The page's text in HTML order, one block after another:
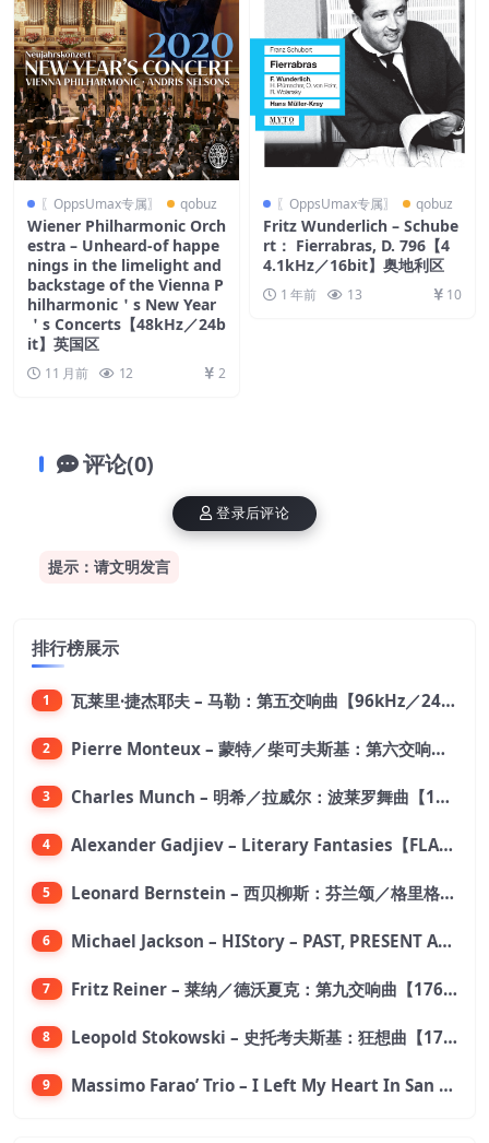
〖OppsUmax专属〗 qobuz
Wiener Philharmonic Orch
estra – Unheard-of happe
nings in the limelight and
backstage of the Vienna P
hilharmonic＇s New Year
＇s Concerts【48kHz／24b
it】英国区
11 月前 12 2
〖OppsUmax专属〗 qobuz
Fritz Wunderlich – Schube
rt： Fierrabras, D. 796【4
4.1kHz／16bit】奥地利区
1 年前 13 10
评论(0)
提示：请文明发言
登录后评论
排行榜展示
1 瓦莱里·捷杰耶夫 – 马勒：第五交响曲【96kHz／24bit】
2 Pierre Monteux – 蒙特／柴可夫斯基：第六交响曲【176.4kHz／24bit】
3 Charles Munch – 明希／拉威尔：波莱罗舞曲【176.4kHz／24bit】
4 Alexander Gadjiev – Literary Fantasies【FLAC 192】
5 Leonard Bernstein – 西贝柳斯：芬兰颂／格里格：培尔·金特组曲【44.1kHz／24bit】
6 Michael Jackson – HIStory – PAST, PRESENT AND FUTURE – BOOK I【96kHz／24bit】
7 Fritz Reiner – 莱纳／德沃夏克：第九交响曲【176.4kHz／24bit】
8 Leopold Stokowski – 史托考夫斯基：狂想曲【176.4kHz／24bit】
9 Massimo Farao’ Trio – I Left My Heart In San Francisco (2.8MHz DSD)【2.8MHz／1bit】